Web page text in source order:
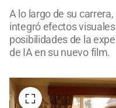
A lo largo de su
integró efectos
posibilidades de la
de IA en su nuevo film.